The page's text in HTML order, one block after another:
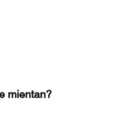
mientan?